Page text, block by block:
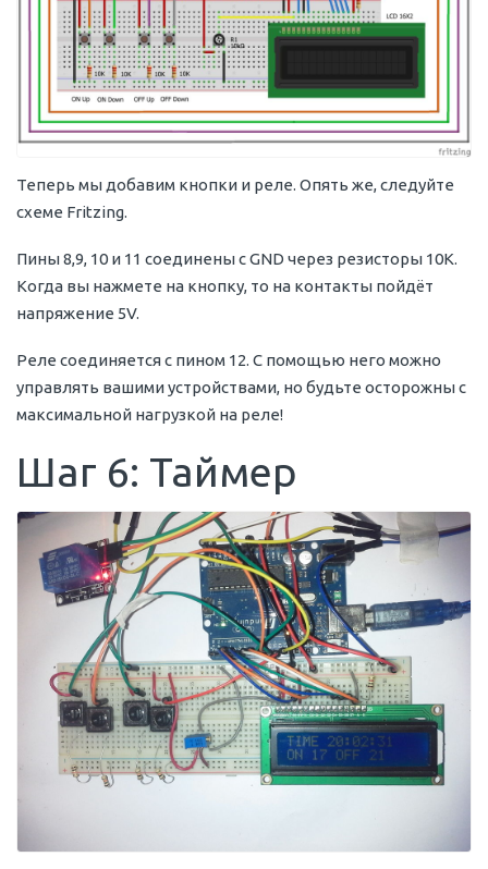
Теперь мы добавим кнопки и реле. Опять же, следуйте
схеме Fritzing.
Пины 8,9, 10 и 11 соединены с GND через резисторы 10K.
Когда вы нажмете на кнопку, то на контакты пойдёт
напряжение 5V.
Реле соединяется с пином 12. С помощью него можно
управлять вашими устройствами, но будьте осторожны с
максимальной нагрузкой на реле!
Шаг 6: Таймер